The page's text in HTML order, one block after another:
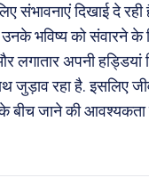
संभावनाएं दिखाई दे
भविष्य को संवारने
लगातार अपनी
जुड़ाव रहा है. इसलिए
बीच जाने की